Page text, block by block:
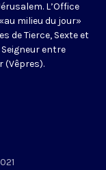
L’Office
milieu du jour»
de Tierce, Sexte et
entre
(Vêpres).